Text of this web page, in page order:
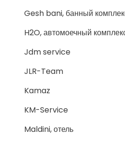
Gesh bani, банный
H2O, автомоечный
Jdm service
JLR-Team
Kamaz
KM-Service
Maldini, отель